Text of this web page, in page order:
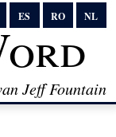
ES RO NL
Jeff Fountain